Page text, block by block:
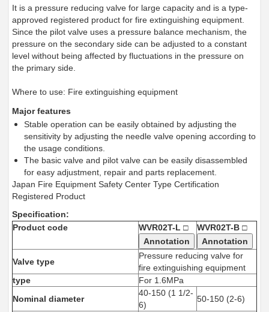
It is a pressure reducing valve for large capacity and is a type-
approved registered product for fire extinguishing equipment.
Since the pilot valve uses a pressure balance mechanism, the
pressure on the secondary side can be adjusted to a constant
level without being affected by fluctuations in the pressure on
the primary side.
Where to use: Fire extinguishing equipment
Major features
Stable operation can be easily obtained by adjusting the
sensitivity by adjusting the needle valve opening according to
the usage conditions.
The basic valve and pilot valve can be easily disassembled
for easy adjustment, repair and parts replacement.
Japan Fire Equipment Safety Center Type Certification
Registered Product
Specification:
Product code
WVR02T-L □
Annotation
WVR02T-B □
Annotation
Valve type
Pressure reducing valve for
fire extinguishing equipment
type
For 1.6MPa
Nominal diameter
40-150 (1 1/2-
6)
50-150 (2-6)